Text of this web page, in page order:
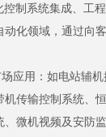
制系统集成、工
化领域，通过向
应用：如电站辅
传输控制系统、
微机视频及安防